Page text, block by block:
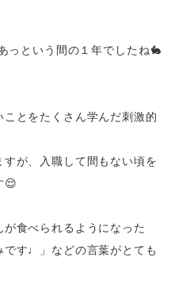
っという間の１年でしたね🐇
とをたくさん学んだ刺激的
が、入職して間もない頃を
😌
食べられるようになった
です♩」などの言葉がとても